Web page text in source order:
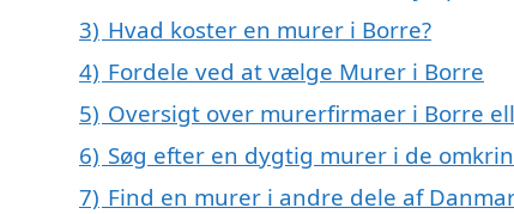
3) Hvad koster en murer i Borre?
4) Fordele ved at vælge Murer i Borre
5) Oversigt over murerfirmaer i Borre
6) Søg efter en dygtig murer i de
7) Find en murer i andre dele af